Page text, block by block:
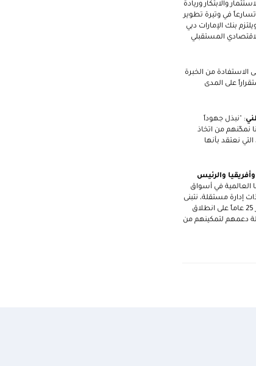
والابتكار وريادة
في وتيرة تطوير
بنك الإمارات دبي
المستقبلي
الاستفادة من الخبرة
على المدى
: "نبذل جهوداً
نمكّنهم من اتخاذ
نعتقد بأنها
والرئيس
العالمية في أسواق
إدارة مستقلة، نتبنى
وفي حين نحتفي بمرور 25 عاماً على انطلاق
دعمهم لتمكينهم من